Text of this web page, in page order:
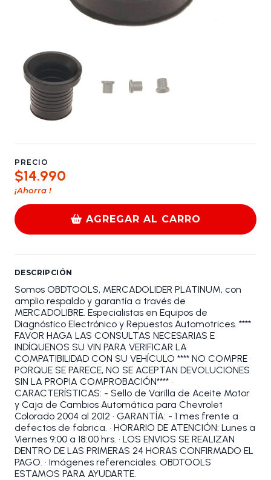
PRECIO
$14.990
¡Ahorra !
AGREGAR AL CARRO
DESCRIPCIÓN
Somos OBDTOOLS, MERCADOLIDER PLATINUM, con
amplio respaldo y garantía a través de
MERCADOLIBRE. Especialistas en Equipos de
Diagnóstico Electrónico y Repuestos Automotrices. ****
FAVOR HAGA LAS CONSULTAS NECESARIAS E
INDÍQUENOS SU VIN PARA VERIFICAR LA
COMPATIBILIDAD CON SU VEHÍCULO **** NO COMPRE
PORQUE SE PARECE, NO SE ACEPTAN DEVOLUCIONES
SIN LA PROPIA COMPROBACIÓN**** •
CARACTERÍSTICAS: - Sello de Varilla de Aceite Motor
y Caja de Cambios Automática para Chevrolet
Colorado 2004 al 2012 • GARANTÍA: - 1 mes frente a
defectos de fabrica. • HORARIO DE ATENCIÓN: Lunes a
Viernes 9:00 a 18:00 hrs. • LOS ENVIOS SE REALIZAN
DENTRO DE LAS PRIMERAS 24 HORAS CONFIRMADO EL
PAGO. • Imágenes referenciales. OBDTOOLS
ESTAMOS PARA AYUDARTE.